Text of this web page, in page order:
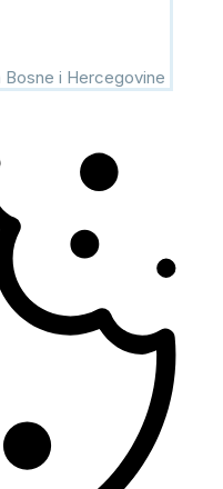
i Hercegovine